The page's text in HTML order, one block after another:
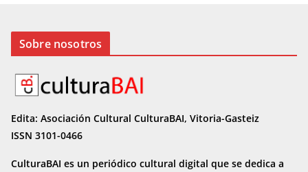
Sobre nosotros
Edita: Asociación Cultural CulturaBAI, Vitoria-Gasteiz
ISSN 3101-0466
CulturaBAI es un periódico cultural digital que se dedica a